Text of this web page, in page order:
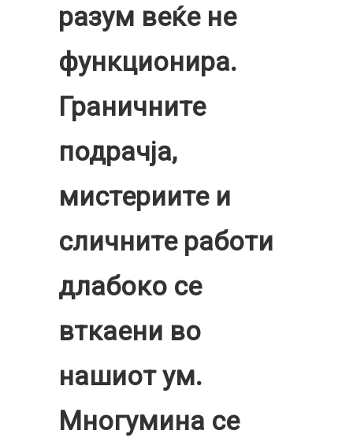
разум веќе не
функционира.
Граничните
подрачја,
мистериите и
сличните работи
длабоко се
вткаени во
нашиот ум.
Многумина се